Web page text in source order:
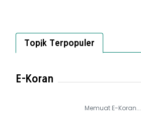
Topik Terpopuler
E-Koran
Memuat E-Koran...